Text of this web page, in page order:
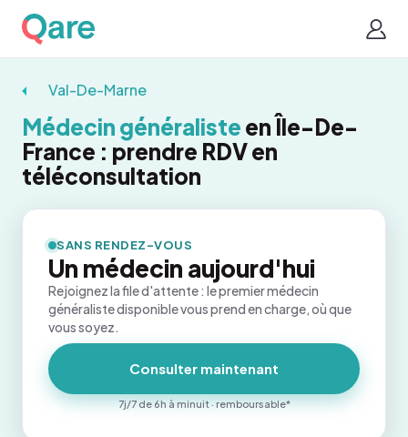
Val-De-Marne
Médecin généraliste en Île-De-
France : prendre RDV en
téléconsultation
SANS RENDEZ-VOUS
Un médecin aujourd'hui
Rejoignez la file d'attente : le premier médecin
généraliste disponible vous prend en charge, où que
vous soyez.
Consulter maintenant
7j/7 de 6h à minuit · remboursable*